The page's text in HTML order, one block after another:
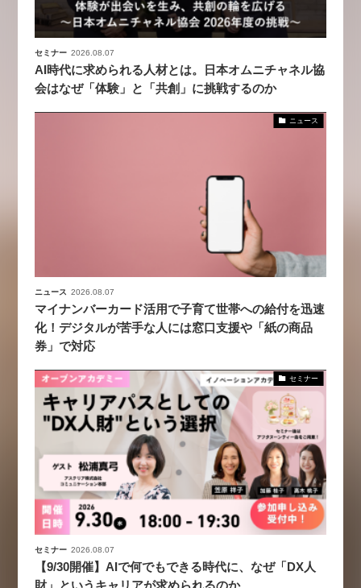
セミナー 2026.08.07
AI時代に求められる人材とは。日本オムニチャネル協
会はなぜ「体験」と「共創」に挑戦するのか
ニュース
ニュース 2026.08.07
マイナンバーカード活用で子育て世帯への給付を迅速
化！デジタルが苦手な人には窓口支援や「紙の商品
券」で対応
セミナー
セミナー 2026.08.07
【9/30開催】AIで何でもできる時代に、なぜ「DX人